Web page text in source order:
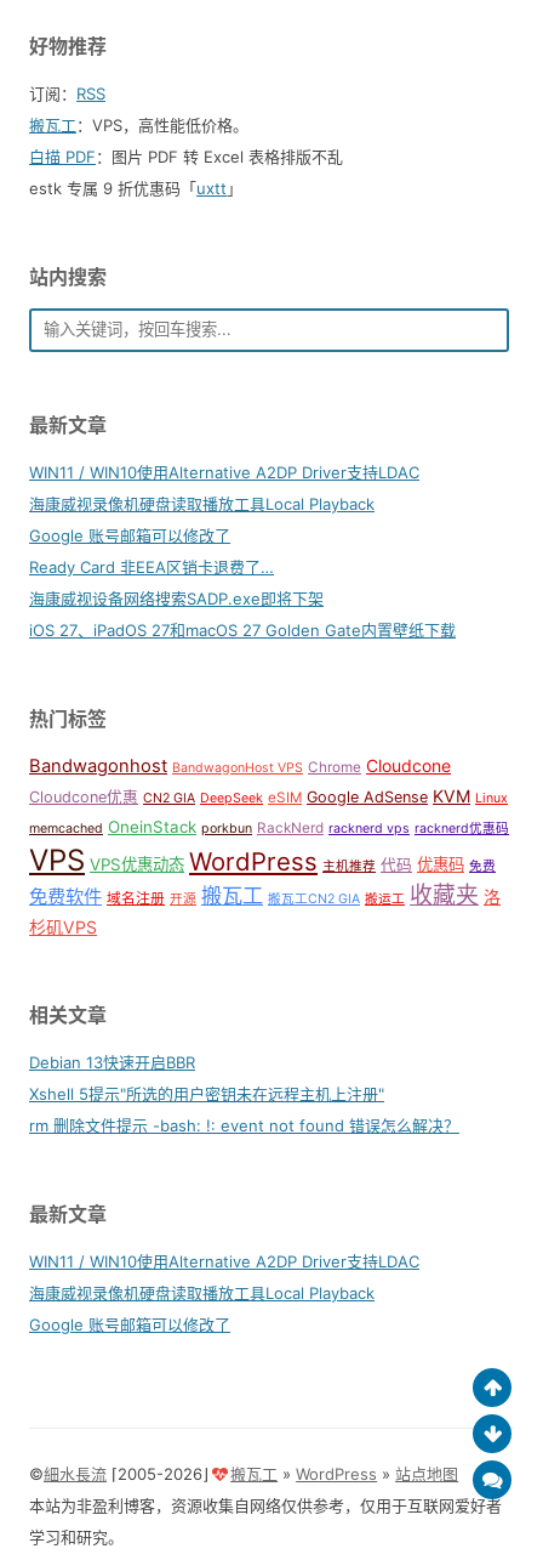
好物推荐
订阅： RSS
搬瓦工：VPS，高性能低价格。️
白描 PDF：图片 PDF 转 Excel 表格排版不乱
estk 专属 9 折优惠码「uxtt 」
站内搜索
最新文章
WIN11 / WIN10使用Alternative A2DP Driver支持LDAC
海康威视录像机硬盘读取播放工具Local Playback
Google 账号邮箱可以修改了
Ready Card 非EEA区销卡退费了…
海康威视设备网络搜索SADP.exe即将下架
iOS 27、iPadOS 27和macOS 27 Golden Gate内置壁纸下载
热门标签
Bandwagonhost BandwagonHost VPS Chrome Cloudcone
Cloudcone优惠 CN2 GIA DeepSeek eSIM Google AdSense KVM Linux
memcached OneinStack porkbun RackNerd racknerd vps racknerd优惠码
VPS VPS优惠动态 WordPress 主机推荐 代码 优惠码 免费
免费软件 域名注册 开源 搬瓦工 搬瓦工CN2 GIA 搬运工 收藏夹 洛
杉矶VPS
相关文章
Debian 13快速开启BBR
Xshell 5提示"所选的用户密钥未在远程主机上注册"
rm 删除文件提示 -bash: !: event not found 错误怎么解决？
最新文章
WIN11 / WIN10使用Alternative A2DP Driver支持LDAC
海康威视录像机硬盘读取播放工具Local Playback
Google 账号邮箱可以修改了
©細水長流 ⌈2005-2026⌋ 搬瓦工 »WordPress »站点地图
本站为非盈利博客，资源收集自网络仅供参考，仅用于互联网爱好者
学习和研究。